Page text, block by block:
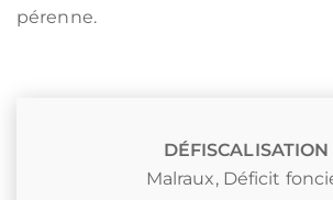
pérenne.
DÉFISCALISATION
Malraux, Déficit